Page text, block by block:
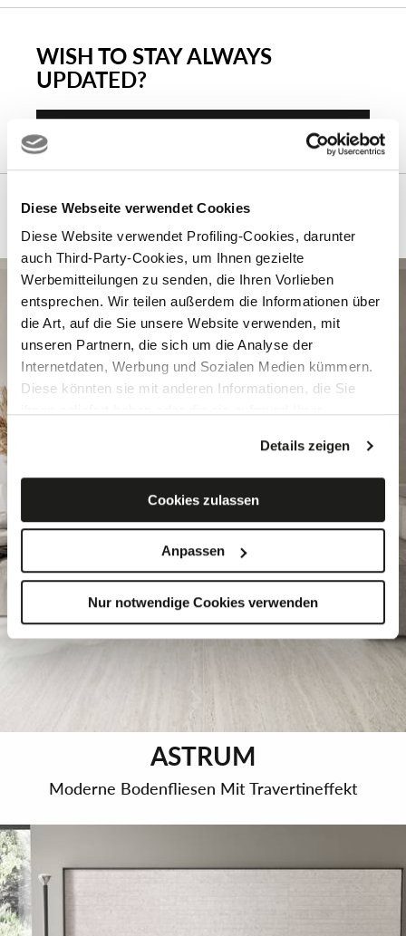
Diese Webseite verwendet Cookies
Diese Website verwendet Profiling-Cookies, darunter
auch Third-Party-Cookies, um Ihnen gezielte
Werbemitteilungen zu senden, die Ihren Vorlieben
entsprechen. Wir teilen außerdem die Informationen über
die Art, auf die Sie unsere Website verwenden, mit
unseren Partnern, die sich um die Analyse der
Internetdaten, Werbung und Sozialen Medien kümmern.
Diese könnten sie mit anderen Informationen, die Sie
Falls Sie mehr wissen möchten oder Ihre Zustimmung zu
allen oder einigen Cookies verweigern,
Zustimmung kann durch Klicken auf die Schaltfläche
Profiling-Cookies erhalten möchten, können Sie Ihre
Zustimmung mit der Schaltfläche „Ablehnen“ verweigern.
Details zeigen
Cookies zulassen
Anpassen
Nur notwendige Cookies verwenden
WISH TO STAY ALWAYS
UPDATED?
Das könnte Sie auch interessieren…
ASTRUM
Moderne Bodenfliesen Mit Travertineffekt